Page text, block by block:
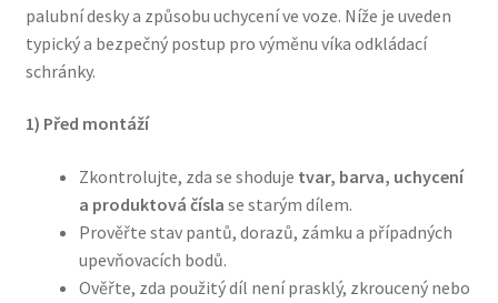
palubní desky a způsobu uchycení ve voze. Níže je uveden
typický a bezpečný postup pro výměnu víka odkládací
schránky.
1) Před montáží
Zkontrolujte, zda se shoduje tvar, barva, uchycení
a produktová čísla se starým dílem.
Prověřte stav pantů, dorazů, zámku a případných
upevňovacích bodů.
Ověřte, zda použitý díl není prasklý, zkroucený nebo